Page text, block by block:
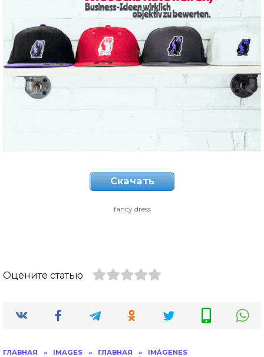
Скачать
fancy dress
Оцените статью
ГЛАВНАЯ » IMAGES » ГЛАВНАЯ » IMÁGENES